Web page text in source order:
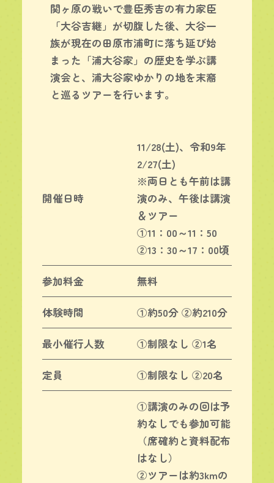
関ヶ原の戦いで豊臣秀吉の有力家臣
「大谷吉継」が切腹した後、大谷一
族が現在の田原市浦町に落ち延び始
まった「浦大谷家」の歴史を学ぶ講
演会と、浦大谷家ゆかりの地を末裔
と巡るツアーを行います。
開催日時
11/28(土)、令和9年
2/27(土)
※両日とも午前は講
演のみ、午後は講演
＆ツアー
①11：00～11：50
②13：30～17：00頃
参加料金 無料
体験時間 ①約50分 ②約210分
最小催行人数 ①制限なし ②1名
定員 ①制限なし ②20名
①講演のみの回は予
約なしでも参加可能
（席確約と資料配布
はなし）
②ツアーは約3kmの